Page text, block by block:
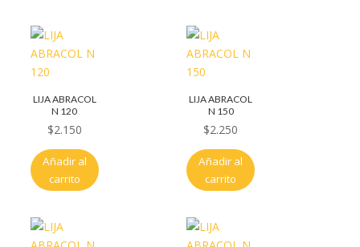
LIJA ABRACOL
N 120
$2.150
Añadir al
carrito
LIJA ABRACOL
N 150
$2.250
Añadir al
carrito